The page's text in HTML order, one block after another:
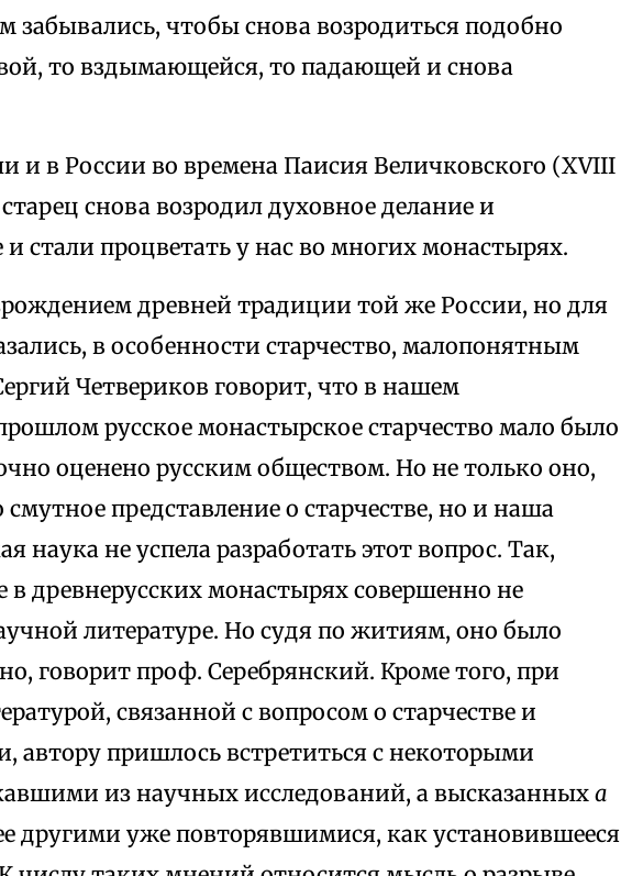
забывались, чтобы снова возродиться подобно
то вздымающейся, то падающей и снова
и в России во времена Паисия Величковского (XVIII
снова возродил духовное делание и
и стали процветать у нас во многих монастырях.
древней традиции той же России, но для
в особенности старчество, малопонятным
Четвериков говорит, что в нашем
русское монастырское старчество мало было
оценено русским обществом. Но не только оно,
представление о старчестве, но и наша
наука не успела разработать этот вопрос. Так,
в древнерусских монастырях совершенно не
литературе. Но судя по житиям, оно было
говорит проф. Серебрянский. Кроме того, при
связанной с вопросом о старчестве и
автору пришлось встретиться с некоторыми
из научных исследований, а высказанныха
другими уже повторявшимися, как установившееся